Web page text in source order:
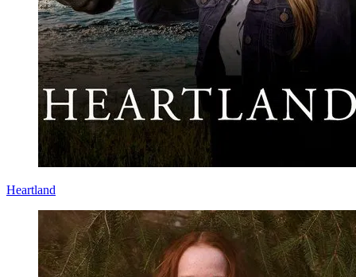
Heartland